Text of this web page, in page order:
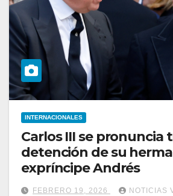
INTERNACIONALES
Carlos III se pronuncia
detención de su
expríncipe Andrés
FEBRERO 19, 2026 NOTICIAS